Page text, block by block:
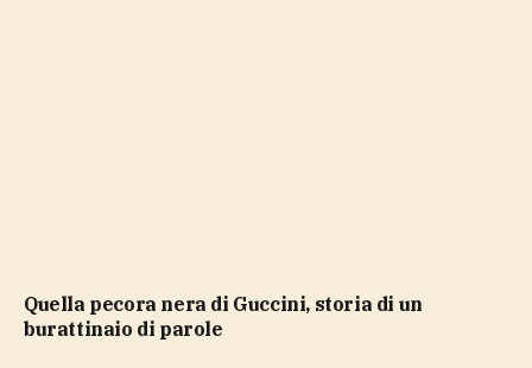
Quella pecora nera di Guccini, storia di un
burattinaio di parole